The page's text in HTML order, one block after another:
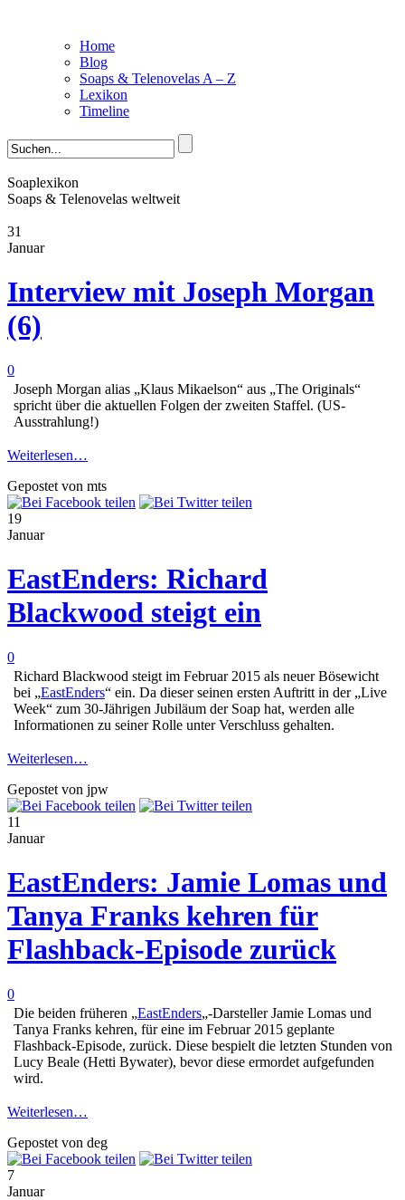
Home
Blog
Soaps & Telenovelas A – Z
Lexikon
Timeline
Soaplexikon
Soaps & Telenovelas weltweit
31
Januar
Interview mit Joseph Morgan
(6)
0
Joseph Morgan alias „Klaus Mikaelson“ aus „The Originals“
spricht über die aktuellen Folgen der zweiten Staffel. (US-
Ausstrahlung!)
Weiterlesen…
Gepostet von mts
19
Januar
EastEnders: Richard
Blackwood steigt ein
0
Richard Blackwood steigt im Februar 2015 als neuer Bösewicht
bei „EastEnders“ ein. Da dieser seinen ersten Auftritt in der „Live
Week“ zum 30-Jährigen Jubiläum der Soap hat, werden alle
Informationen zu seiner Rolle unter Verschluss gehalten.
Weiterlesen…
Gepostet von jpw
11
Januar
EastEnders: Jamie Lomas und
Tanya Franks kehren für
Flashback-Episode zurück
0
Die beiden früheren „EastEnders„-Darsteller Jamie Lomas und
Tanya Franks kehren, für eine im Februar 2015 geplante
Flashback-Episode, zurück. Diese bespielt die letzten Stunden von
Lucy Beale (Hetti Bywater), bevor diese ermordet aufgefunden
wird.
Weiterlesen…
Gepostet von deg
7
Januar